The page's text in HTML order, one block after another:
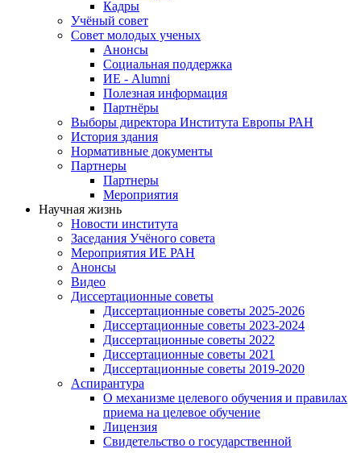
Кадры
Учёный совет
Совет молодых ученых
Анонсы
Социальная поддержка
ИЕ - Alumni
Полезная информация
Партнёры
Выборы директора Института Европы РАН
История здания
Нормативные документы
Партнеры
Партнеры
Мероприятия
Научная жизнь
Новости института
Заседания Учёного совета
Мероприятия ИЕ РАН
Анонсы
Видео
Диссертационные советы
Диссертационные советы 2025-2026
Диссертационные советы 2023-2024
Диссертационные советы 2022
Диссертационные советы 2021
Диссертационные советы 2019-2020
Аспирантура
О механизме целевого обучения и правилах
приема на целевое обучение
Лицензия
Свидетельство о государственной